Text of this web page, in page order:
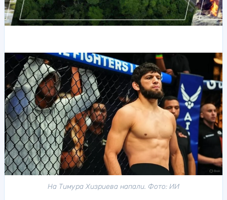
На Тимура Хизриева напали. Фото: ИИ